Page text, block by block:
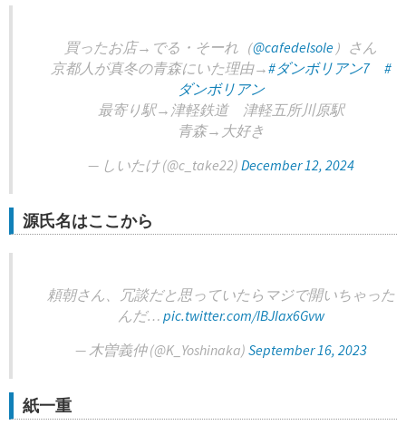
買ったお店→でる・そーれ（@cafedelsole ）さん
京都人が真冬の青森にいた理由→#ダンボリアン7
#
ダンボリアン
最寄り駅→津軽鉄道 津軽五所川原駅
青森→大好き
— しいたけ (@c_take22) December 12, 2024
源氏名はここから
頼朝さん、冗談だと思っていたらマジで開いちゃった
んだ… pic.twitter.com/IBJIax6Gvw
— 木曽義仲 (@K_Yoshinaka) September 16, 2023
紙一重